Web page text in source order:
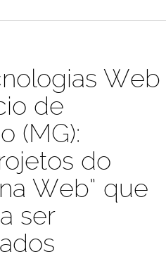
Web
de
(MG):
do
Web” que
ser